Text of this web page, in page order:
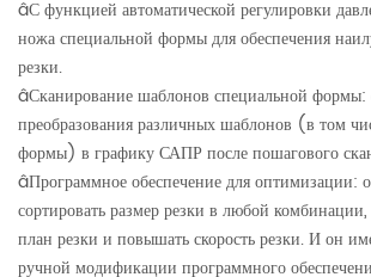
âС функцией автоматической регулировки
ножа специальной формы для обеспечения
резки.
âСканирование шаблонов специальной
преобразования различных шаблонов (в том
формы) в графику САПР после пошагового
âПрограммное обеспечение для оптимизации:
сортировать размер резки в любой
план резки и повышать скорость резки. И он
ручной модификации программного